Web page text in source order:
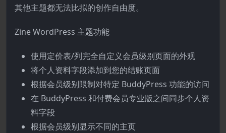
其他主题都无法比拟的创作自由度。
Zine WordPress 主题功能
使用定价表/列完全自定义会员级别页面的外观
将个人资料字段添加到您的结账页面
根据会员级别限制对特定 BuddyPress 功能的访问
在 BuddyPress 和付费会员专业版之间同步个人资
料字段
根据会员级别显示不同的主页